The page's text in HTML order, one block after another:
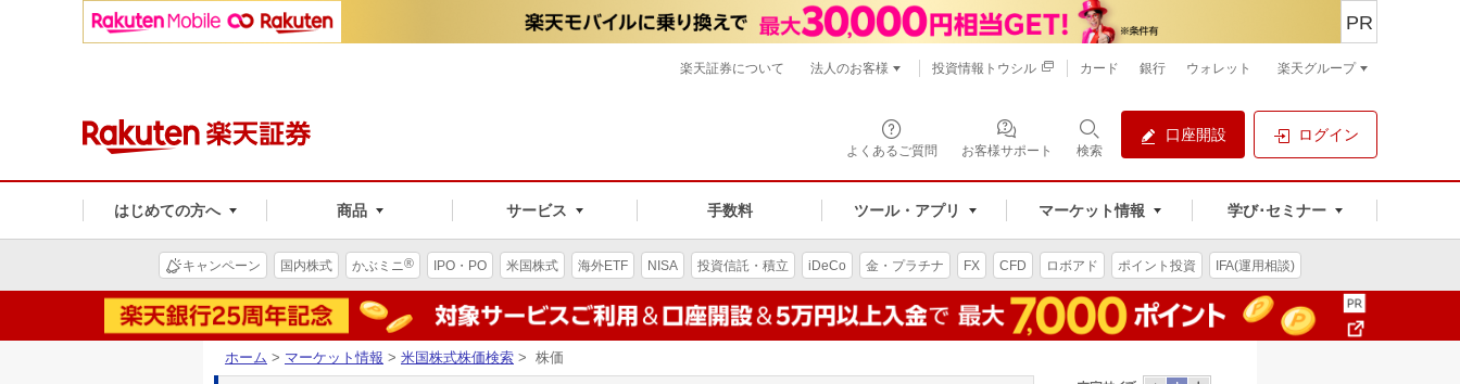
よくあるご質問 お客様サポート 検索
口座開設 ログイン
はじめての方へ 商品 サービス 手数料 ツール・アプリ マーケット情報 学び･セミナー
PR
楽天証券について 法人のお客様 投資情報トウシル カード 銀行 ウォレット 楽天グループ
キャンペーン 国内株式 かぶミニ® IPO・PO 米国株式 海外ETF NISA 投資信託・積立 iDeCo 金・プラチナ FX CFD ロボアド ポイント投資 IFA(運用相談)
ホーム > マーケット情報 > 米国株式株価検索 > 株価